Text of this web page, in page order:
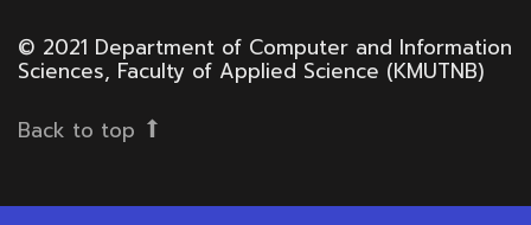
© 2021 Department of Computer and Information
Sciences, Faculty of Applied Science (KMUTNB)
Back to top